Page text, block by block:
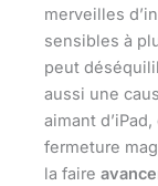
merveilles
sensibles à
peut
aussi une
aimant
fermeture
la faire